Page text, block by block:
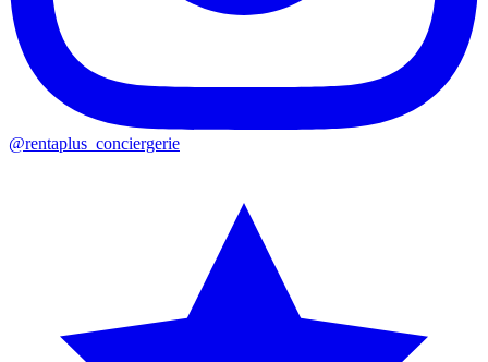
@rentaplus_conciergerie